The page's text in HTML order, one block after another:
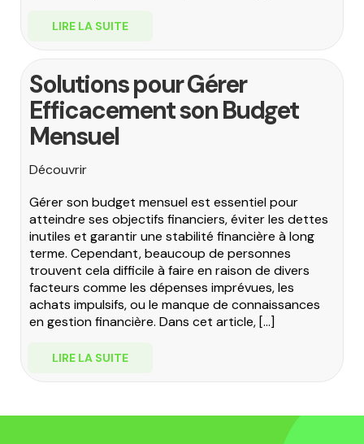
LIRE LA SUITE
Solutions pour Gérer
Efficacement son Budget
Mensuel
Découvrir
Gérer son budget mensuel est essentiel pour
atteindre ses objectifs financiers, éviter les dettes
inutiles et garantir une stabilité financière à long
terme. Cependant, beaucoup de personnes
trouvent cela difficile à faire en raison de divers
facteurs comme les dépenses imprévues, les
achats impulsifs, ou le manque de connaissances
en gestion financière. Dans cet article, […]
LIRE LA SUITE